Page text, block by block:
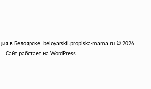
в Белоярске. beloyarskii.propiska-mama.ru © 2026
Сайт работает на WordPress